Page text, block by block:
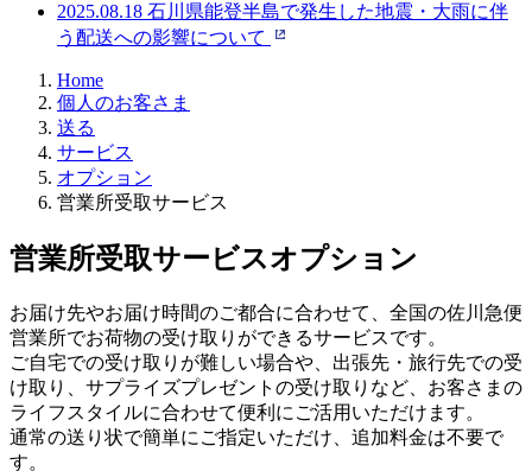
2025.08.18 石川県能登半島で発生した地震・大雨に伴
う配送への影響について
Home
個人のお客さま
送る
サービス
オプション
営業所受取サービス
営業所受取サービスオプション
お届け先やお届け時間のご都合に合わせて、全国の佐川急便
営業所でお荷物の受け取りができるサービスです。
ご自宅での受け取りが難しい場合や、出張先・旅行先での受
け取り、サプライズプレゼントの受け取りなど、お客さまの
ライフスタイルに合わせて便利にご活用いただけます。
通常の送り状で簡単にご指定いただけ、追加料金は不要で
す。